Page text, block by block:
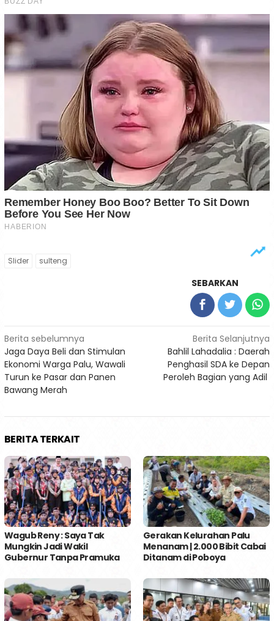
Slider sulteng
SEBARKAN
Navigasi
pos
Berita sebelumnya
Jaga Daya Beli dan Stimulan
Ekonomi Warga Palu, Wawali
Turun ke Pasar dan Panen
Bawang Merah
Berita Selanjutnya
Bahlil Lahadalia : Daerah
Penghasil SDA ke Depan
Peroleh Bagian yang Adil
BERITA TERKAIT
Wagub Reny : Saya Tak
Mungkin Jadi Wakil
Gubernur Tanpa Pramuka
Gerakan Kelurahan Palu
Menanam | 2.000 Bibit Cabai
Ditanam di Poboya